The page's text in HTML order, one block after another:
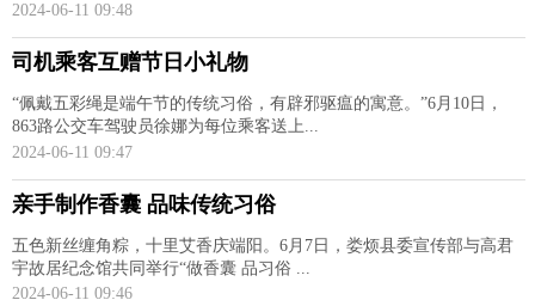
2024-06-11 09:48
司机乘客互赠节日小礼物
“佩戴五彩绳是端午节的传统习俗，有辟邪驱瘟的寓意。”6月10日，
863路公交车驾驶员徐娜为每位乘客送上...
2024-06-11 09:47
亲手制作香囊 品味传统习俗
五色新丝缠角粽，十里艾香庆端阳。6月7日，娄烦县委宣传部与高君
宇故居纪念馆共同举行“做香囊 品习俗 ...
2024-06-11 09:46